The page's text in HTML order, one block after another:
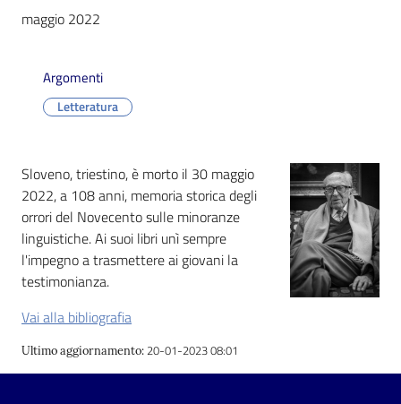
Cosa
fare
i
contenuti
Risorse
online
maggio 2022
Argomenti
Letteratura
Sloveno, triestino, è morto il 30 maggio
2022, a 108 anni, memoria storica degli
orrori del Novecento sulle minoranze
linguistiche. Ai suoi libri unì sempre
l'impegno a trasmettere ai giovani la
testimonianza.
Vai alla bibliografia
Ultimo aggiornamento: 20-01-2023 08:01